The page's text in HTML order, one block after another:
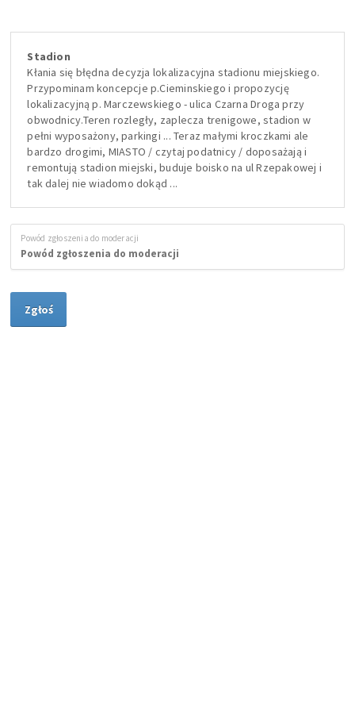
Stadion
Kłania się błędna decyzja lokalizacyjna stadionu miejskiego.
Przypominam koncepcje p.Cieminskiego i propozycję
lokalizacyjną p. Marczewskiego - ulica Czarna Droga przy
obwodnicy.Teren rozległy, zaplecza trenigowe, stadion w
pełni wyposażony, parkingi ... Teraz małymi kroczkami ale
bardzo drogimi, MIASTO / czytaj podatnicy / doposażają i
remontują stadion miejski, buduje boisko na ul Rzepakowej i
tak dalej nie wiadomo dokąd ...
Powód zgłoszenia do moderacji